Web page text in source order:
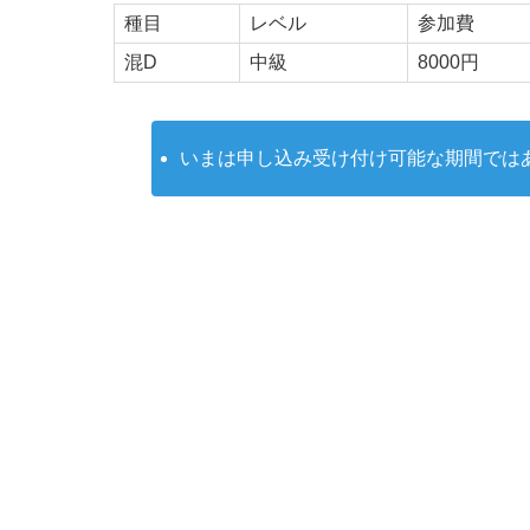
種目 レベル
参加費
混D
中級 8000円
いまは申し込み受け付け可能な期間では